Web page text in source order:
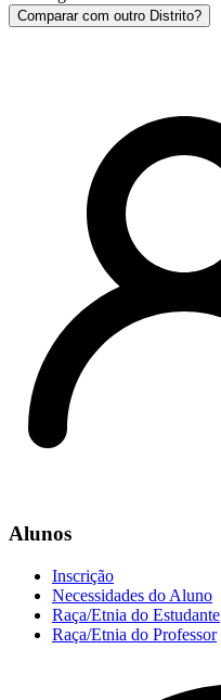
Comparar com outro Distrito?
Alunos
Inscrição
Necessidades do Aluno
Raça/Etnia do Estudante
Raça/Etnia do Professor